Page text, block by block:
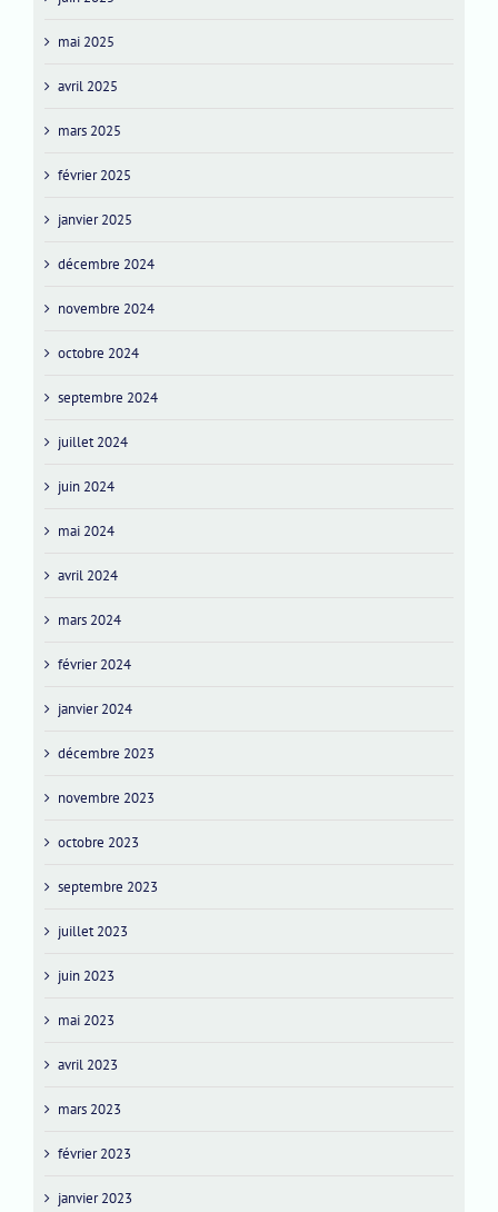
mai 2025
avril 2025
mars 2025
février 2025
janvier 2025
décembre 2024
novembre 2024
octobre 2024
septembre 2024
juillet 2024
juin 2024
mai 2024
avril 2024
mars 2024
février 2024
janvier 2024
décembre 2023
novembre 2023
octobre 2023
septembre 2023
juillet 2023
juin 2023
mai 2023
avril 2023
mars 2023
février 2023
janvier 2023